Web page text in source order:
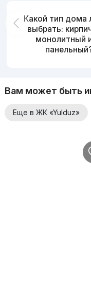
Какой тип дома
выбрать:
монолитный
Вам может быть
Еще в ЖК «Yulduz»